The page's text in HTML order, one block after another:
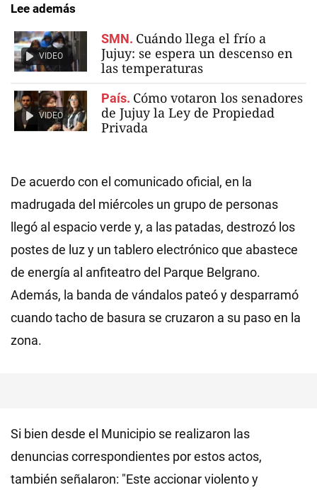
Lee además
VIDEO
SMN. Cuándo llega el frío a
Jujuy: se espera un descenso en
las temperaturas
VIDEO
País. Cómo votaron los senadores
de Jujuy la Ley de Propiedad
Privada
De acuerdo con el comunicado oficial, en la
madrugada del miércoles un grupo de personas
llegó al espacio verde y, a las patadas, destrozó los
postes de luz y un tablero electrónico que abastece
de energía al anfiteatro del Parque Belgrano.
Además, la banda de vándalos pateó y desparramó
cuando tacho de basura se cruzaron a su paso en la
zona.
Si bien desde el Municipio se realizaron las
denuncias correspondientes por estos actos,
también señalaron: "Este accionar violento y